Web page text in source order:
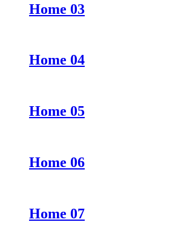
Home 03
Home 04
Home 05
Home 06
Home 07